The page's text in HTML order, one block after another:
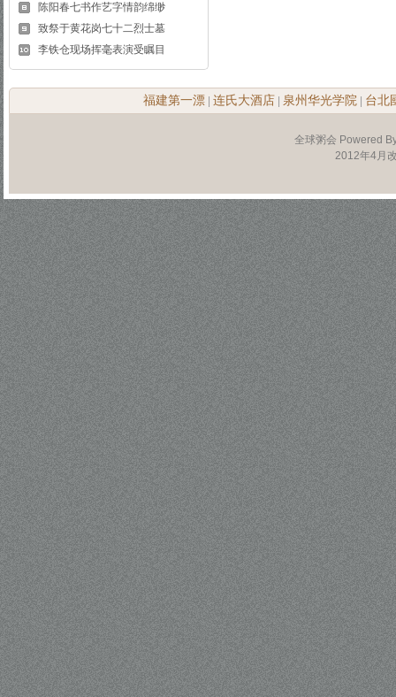
陈阳春七书作艺字情韵绵缈
致祭于黄花岗七十二烈士墓
李铁仓现场挥毫表演受瞩目
福建第一漂 连氏大酒店 泉州华光学院 台北
全球粥会 Powered
2012年4月